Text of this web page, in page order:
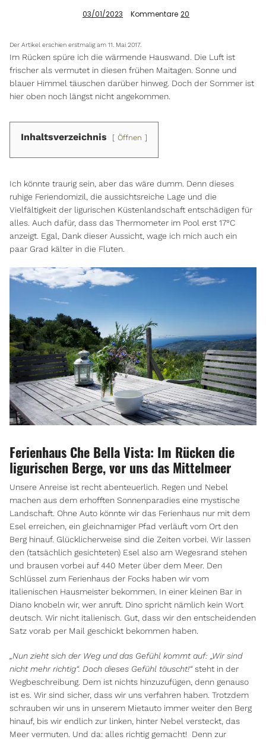
03/01/2023 Kommentare 20
Der Artikel erschien erstmalig am 11. Mai 2017.
Im Rücken spüre ich die wärmende Hauswand. Die Luft ist
frischer als vermutet in diesen frühen Maitagen. Sonne und
blauer Himmel täuschen darüber hinweg. Doch der Sommer ist
hier oben noch längst nicht angekommen.
Inhaltsverzeichnis Öffnen
Ich könnte traurig sein, aber das wäre dumm. Denn dieses
ruhige Feriendomizil, die aussichtsreiche Lage und die
Vielfältigkeit der ligurischen Küstenlandschaft entschädigen für
alles. Auch dafür, dass das Thermometer im Pool erst 17°C
anzeigt. Egal, Dank dieser Aussicht, wage ich mich auch ein
paar Grad kälter in die Fluten.
Ferienhaus Che Bella Vista: Im Rücken die
ligurischen Berge, vor uns das Mittelmeer
Unsere Anreise ist recht abenteuerlich. Regen und Nebel
machen aus dem erhofften Sonnenparadies eine mystische
Landschaft. Ohne Auto könnte wir das Ferienhaus nur mit dem
Esel erreichen, ein gleichnamiger Pfad verläuft vom Ort den
Berg hinauf. Glücklicherweise sind die Zeiten vorbei. Wir lassen
den (tatsächlich gesichteten) Esel also am Wegesrand stehen
und brausen vorbei auf 440 Meter über dem Meer. Den
Schlüssel zum Ferienhaus der Focks haben wir vom
italienischen Hausmeister bekommen. In einer kleinen Bar in
Diano knobeln wir, wer anruft. Dino spricht nämlich kein Wort
deutsch. Wir nicht italienisch. Gut, dass wir den entscheidenden
Satz vorab per Mail geschickt bekommen haben.
„Nun zieht sich der Weg und das Gefühl kommt auf: „Wir sind
nicht mehr richtig“. Doch dieses Gefühl täuscht!“steht in der
Wegbeschreibung. Dem ist nichts hinzuzufügen, denn genauso
ist es. Wir sind sicher, dass wir uns verfahren haben. Trotzdem
schrauben wir uns in unserem Mietauto immer weiter den Berg
hinauf, bis wir endlich zur linken, hinter Nebel versteckt, das
Meer vermuten. Und da: alles richtig gemacht! Denn zur